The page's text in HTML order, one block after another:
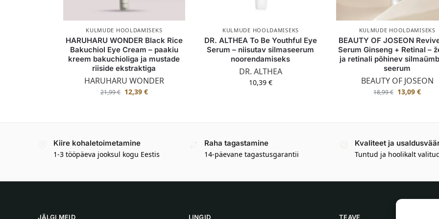
KULMUDE HOOLDAMISEKS
HARUHARU WONDER Black Rice
Bakuchiol Eye Cream – paakiu
kreem bakuchioliga ja mustade
riiside ekstraktiga
HARUHARU WONDER
21,99€ 12,39 €
KULMUDE HOOLDAMISEKS
DR. ALTHEA To Be Youthful Eye
Serum – niisutav silmaseerum
noorendamiseks
DR. ALTHEA
10,39 €
KULMUDE HOOLDAMISEKS
BEAUTY OF JOSEON
Serum Ginseng + Retinal –
ja retinali põhinev
seerum
BEAUTY OF JOSEON
18,99€ 13,09€
Kiire kohaletoimetamine
1-3 tööpäeva jooksul kogu Eestis
Raha tagastamine
14-päevane tagastusgarantii
Kvaliteet ja
Tuntud ja hoolikalt
JÄLGI MEID LINGID TEAVE